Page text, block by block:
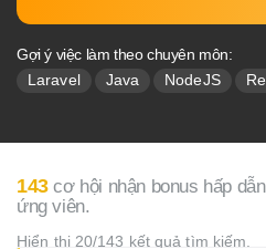
Gợi ý việc làm theo chuyên môn:
Laravel Java NodeJS
143cơ hội nhận bonus hấp
ứng viên.
Hiển thị 20/143 kết quả tìm kiếm.